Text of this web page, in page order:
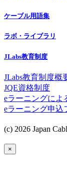
ケーブル用語集
ラボ・ライブラリ
JLabs教育制度
JLabs教育制度概
JQE資格制度
eラーニングによ
eラーニング申込
(c) 2026 Japan
×